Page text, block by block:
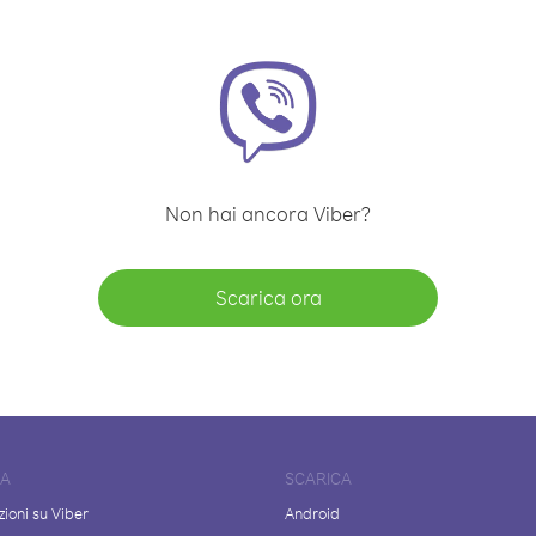
Non hai ancora Viber?
Scarica ora
su Viber
SCARICA
Android